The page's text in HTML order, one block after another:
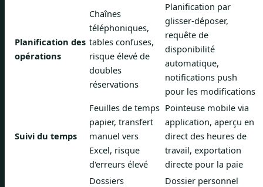
Planification des
opérations
Chaînes
téléphoniques,
tables confuses,
risque élevé de
doubles
réservations
Planification par
glisser-déposer,
requête de
disponibilité
automatique,
notifications push
pour les modifications
Suivi du temps
Feuilles de temps
papier, transfert
manuel vers
Excel, risque
d'erreurs élevé
Pointeuse mobile via
application, aperçu en
direct des heures de
travail, exportation
directe pour la paie
Dossiers
Dossier personnel